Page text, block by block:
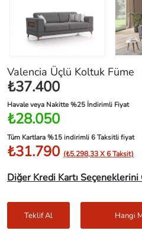
Valencia Üçlü Koltuk Füme
₺37.400
Havale veya Nakitte %25 İndirimli Fiyat
₺28.050
Tüm Kartlara %15 indirimli 6 Taksitli fiyat
₺31.790 (₺5.298,33 X 6 Taksit)
Diğer Kredi Kartı Seçeneklerini
Teklif Al Hangi